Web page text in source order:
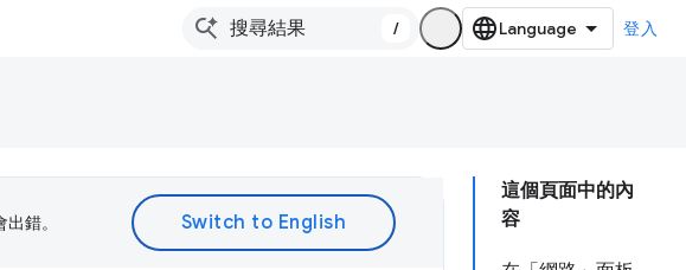
/ 登入
這個頁面中的內
容
錯。